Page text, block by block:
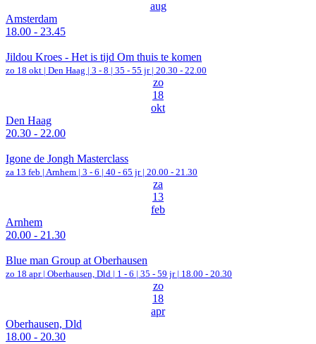
aug
Amsterdam
18.00 - 23.45
Jildou Kroes - Het is tijd Om thuis te komen
zo 18 okt | Den Haag | 3 - 8 | 35 - 55 jr | 20.30 - 22.00
zo
18
okt
Den Haag
20.30 - 22.00
Igone de Jongh Masterclass
za 13 feb | Arnhem | 3 - 6 | 40 - 65 jr | 20.00 - 21.30
za
13
feb
Arnhem
20.00 - 21.30
Blue man Group at Oberhausen
zo 18 apr | Oberhausen, Dld | 1 - 6 | 35 - 59 jr | 18.00 - 20.30
zo
18
apr
Oberhausen, Dld
18.00 - 20.30